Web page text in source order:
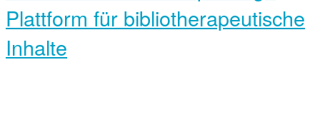
Plattform für bibliotherapeutische
Inhalte